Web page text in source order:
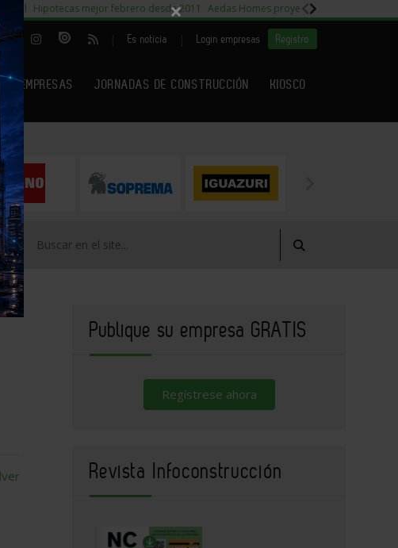
Hipotecas mejor febrero desde 2011 Aedas Homes proyecto Fiora
Es noticia Login empresas Registro
EMPRESAS JORNADAS DE CONSTRUCCIÓN KIOSCO
Publique su empresa GRATIS
Regístrese ahora
Revista Infoconstrucción
×